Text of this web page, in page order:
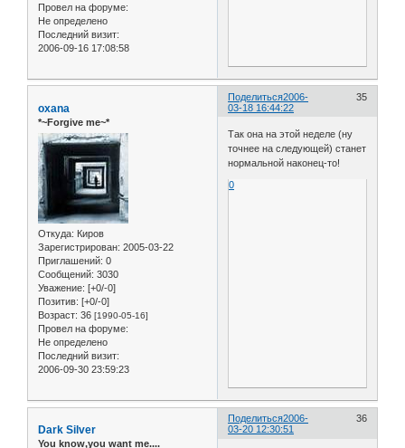
Провел на форуме:
Не определено
Последний визит:
2006-09-16 17:08:58
Поделиться 35
2006-
03-18 16:44:22
oxana
*~Forgive me~*
Откуда: Киров
Зарегистрирован: 2005-03-22
Приглашений: 0
Сообщений: 3030
Уважение: [+0/-0]
Позитив: [+0/-0]
Возраст: 36 [1990-05-16]
Провел на форуме:
Не определено
Последний визит:
2006-09-30 23:59:23
Так она на этой неделе (ну
точнее на следующей) станет
нормальной наконец-то!
0
Поделиться 36
2006-
03-20 12:30:51
Dark Silver
You know,you want me....